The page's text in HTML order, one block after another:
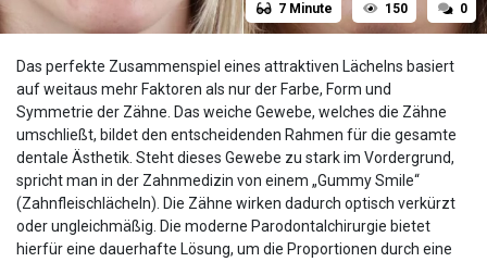
7 Minute 150 0
Das perfekte Zusammenspiel eines attraktiven Lächelns basiert
auf weitaus mehr Faktoren als nur der Farbe, Form und
Symmetrie der Zähne. Das weiche Gewebe, welches die Zähne
umschließt, bildet den entscheidenden Rahmen für die gesamte
dentale Ästhetik. Steht dieses Gewebe zu stark im Vordergrund,
spricht man in der Zahnmedizin von einem „Gummy Smile“
(Zahnfleischlächeln). Die Zähne wirken dadurch optisch verkürzt
oder ungleichmäßig. Die moderne Parodontalchirurgie bietet
hierfür eine dauerhafte Lösung, um die Proportionen durch eine